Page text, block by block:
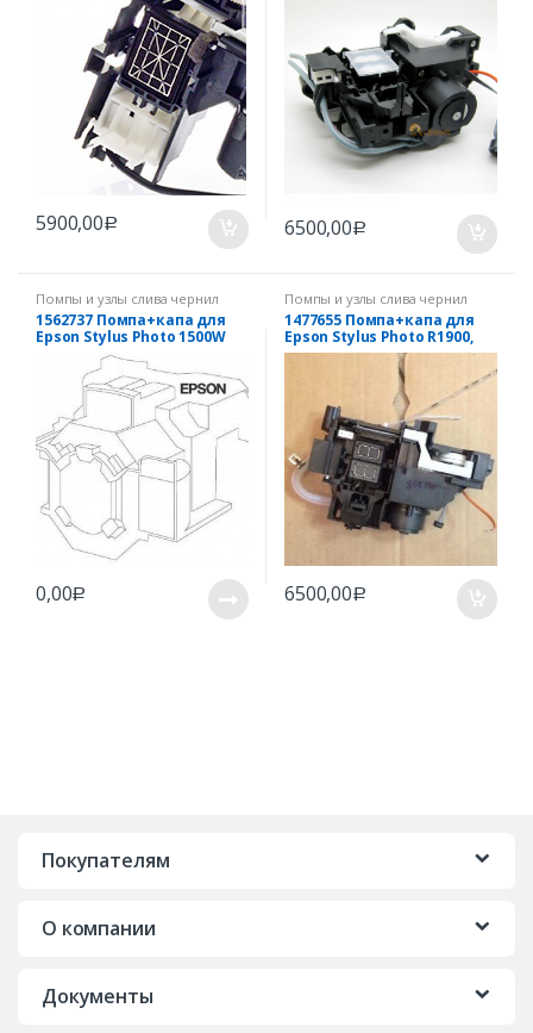
5900,00Р 6500,00Р
Помпы и узлы слива чернил
EPSON
1562737 Помпа+капа для
Epson Stylus Photo 1500W
0,00Р
Помпы и узлы слива чернил
EPSON
1477655 Помпа+капа для
Epson Stylus Photo R1900,
R2880 (1616852)
6500,00Р
Покупателям
О компании
Документы